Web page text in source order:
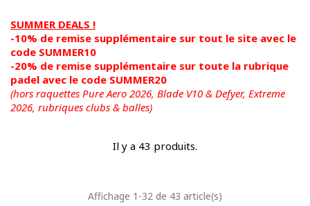
SUMMER DEALS !
-10% de remise supplémentaire sur tout le site avec le
code SUMMER10
-20% de remise supplémentaire sur toute la rubrique
padel avec le code SUMMER20
(hors raquettes Pure Aero 2026, Blade V10 & Defyer, Extreme
2026, rubriques clubs & balles)
Il y a 43 produits.
Affichage 1-32 de 43 article(s)